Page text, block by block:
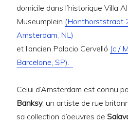
domicile dans l’historique Villa
Museumplein (Honthorststraat
Amsterdam, NL)
et l’ancien Palacio Cervelló (c /
Barcelone, SP).
Celui d’Amsterdam est connu
Banksy, un artiste de rue
sa collection d’oeuvres de